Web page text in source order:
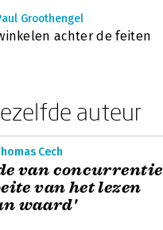
Groothengel
achter de feiten
auteur
Cech
van
van het lezen
waard'